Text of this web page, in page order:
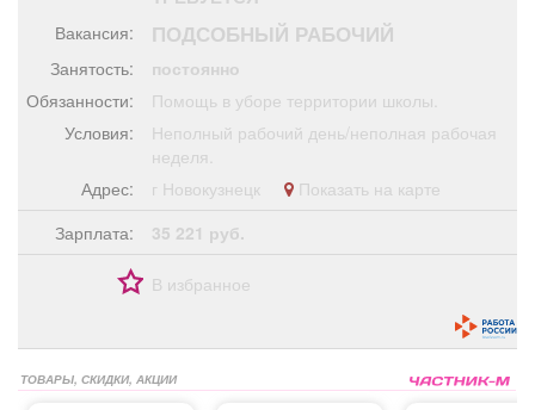
Поздравления
Я - пенсионер
Вакансия: ПОДСОБНЫЙ РАБОЧИЙ
Занятость:
постоянно
Обязанности:
Помощь в уборе территории школы.
Условия:
Неполный рабочий день/неполная рабочая
неделя.
Адрес:
г Новокузнецк
Показать на карте
Зарплата:
35 221 руб.
В избранное
ТОВАРЫ, СКИДКИ, АКЦИИ